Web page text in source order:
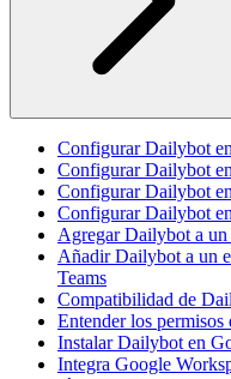
Configurar Dailybot
Configurar Dailybot
Configurar Dailybot
Configurar Dailybot
Agregar Dailybot a
Añadir Dailybot a un
Teams
Compatibilidad de
Entender los
Instalar Dailybot en
Integra Google